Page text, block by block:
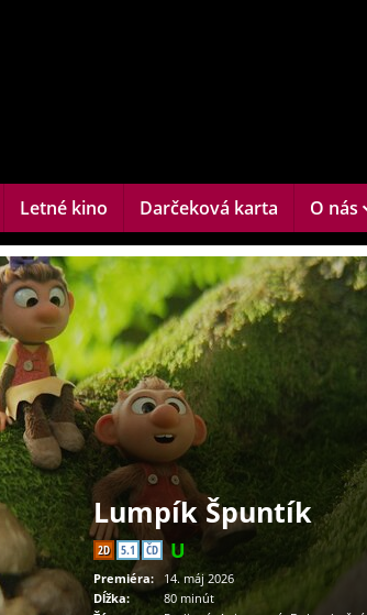
Letné kino Darčeková karta O nás
Lumpík Špuntík
2D 5.1
ČD
Premiéra:
14. máj 2026
Dĺžka:
80 minút